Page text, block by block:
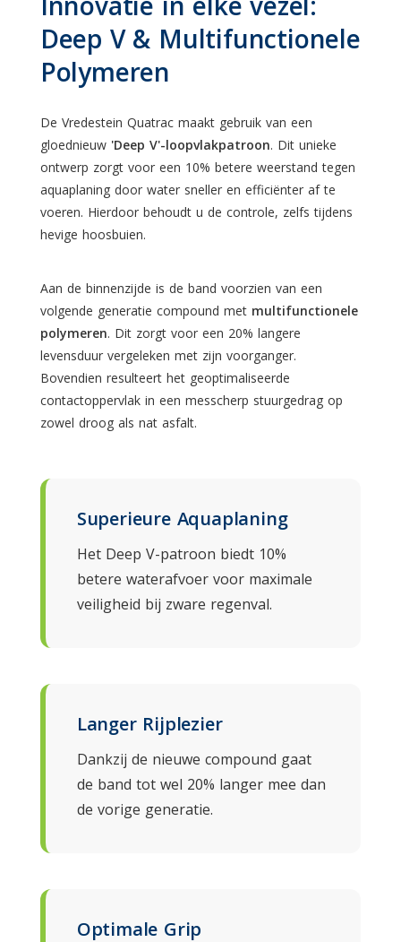
Deep V & Multifunctionele
Polymeren
De Vredestein Quatrac maakt gebruik van een
gloednieuw 'Deep V'-loopvlakpatroon. Dit unieke
ontwerp zorgt voor een 10% betere weerstand tegen
aquaplaning door water sneller en efficiënter af te
voeren. Hierdoor behoudt u de controle, zelfs tijdens
hevige hoosbuien.
Aan de binnenzijde is de band voorzien van een
volgende generatie compound met multifunctionele
polymeren. Dit zorgt voor een 20% langere
levensduur vergeleken met zijn voorganger.
Bovendien resulteert het geoptimaliseerde
contactoppervlak in een messcherp stuurgedrag op
zowel droog als nat asfalt.
Superieure Aquaplaning
Het Deep V-patroon biedt 10%
betere waterafvoer voor maximale
veiligheid bij zware regenval.
Langer Rijplezier
Dankzij de nieuwe compound gaat
de band tot wel 20% langer mee dan
de vorige generatie.
Optimale Grip